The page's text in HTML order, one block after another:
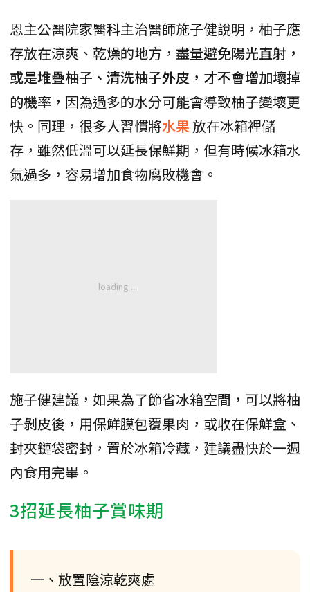
恩主公醫院家醫科主治醫師施子健說明，柚子應
存放在涼爽、乾燥的地方， 盡量避免陽光直射，
或是堆疊柚子、清洗柚子外皮，才不會增加壞掉
的機率 ，因為過多的水分可能會導致柚子變壞更
快。同理，很多人習慣將水果放在冰箱裡儲
存，雖然低溫可以延長保鮮期，但有時候冰箱水
氣過多，容易增加食物腐敗機會。
施子健建議，如果為了節省冰箱空間，可以將柚
子剝皮後，用保鮮膜包覆果肉，或收在保鮮盒、
封夾鏈袋密封，置於冰箱冷藏，建議盡快於一週
內食用完畢。
3招延長柚子賞味期
一、放置陰涼乾爽處